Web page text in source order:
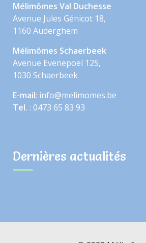
Mélimômes Val Duchesse
Avenue Jules Génicot 18,
1160 Auderghem
Mélimômes Schaerbeek
Avenue Evenepoel 125,
1030 Schaerbeek
E-mail: info@melimomes.be
Tel. : 0473 65 83 93
Dernières actualités